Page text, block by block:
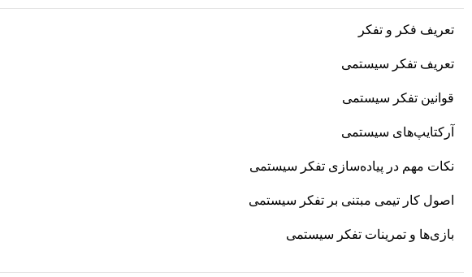
تعریف فکر و تفکر
تعریف تفکر سیستمی
قوانین تفکر سیستمی
آرکتایپ‌های سیستمی
نکات مهم در پیاده‌سازی تفکر سیستمی
اصول کار تیمی مبتنی بر تفکر سیستمی
بازی‌ها و تمرینات تفکر سیستمی